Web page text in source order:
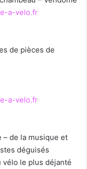
a-velo.fr
de pièces de
a-velo.fr
– de la musique et
déguisés
vélo le plus déjanté